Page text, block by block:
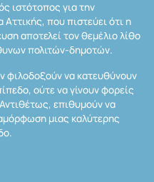
ιστότοπος για την
Αττικής, που πιστεύει ότι η
αποτελεί τον θεμέλιο λίθο
πολιτών-δημοτών.
να κατευθύνουν
ούτε να γίνουν φορείς
επιθυμούν να
μιας καλύτερης